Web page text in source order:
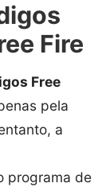
Fire
Free
pela
a
programa de